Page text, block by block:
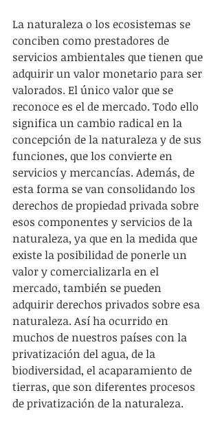
La naturaleza o los ecosistemas se
conciben como prestadores de
servicios ambientales que tienen que
adquirir un valor monetario para ser
valorados. El único valor que se
reconoce es el de mercado. Todo ello
significa un cambio radical en la
concepción de la naturaleza y de sus
funciones, que los convierte en
servicios y mercancías. Además, de
esta forma se van consolidando los
derechos de propiedad privada sobre
esos componentes y servicios de la
naturaleza, ya que en la medida que
existe la posibilidad de ponerle un
valor y comercializarla en el
mercado, también se pueden
adquirir derechos privados sobre esa
naturaleza. Así ha ocurrido en
muchos de nuestros países con la
privatización del agua, de la
biodiversidad, el acaparamiento de
tierras, que son diferentes procesos
de privatización de la naturaleza.